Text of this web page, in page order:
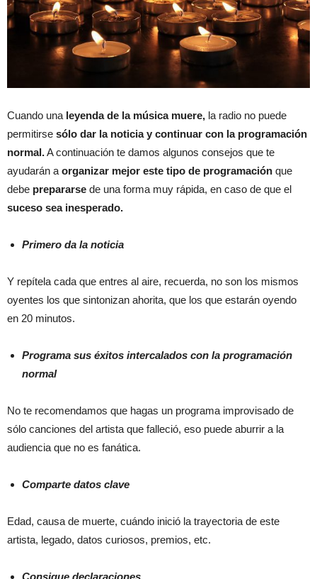
Cuando una leyenda de la música muere, la radio no puede
permitirse sólo dar la noticia y continuar con la programación
normal.A continuación te damos algunos consejos que te
ayudarán aorganizar mejor este tipo de programación que
debe prepararse de una forma muy rápida, en caso de que el
suceso sea inesperado.
Primero da la noticia
Y repítela cada que entres al aire, recuerda, no son los mismos
oyentes los que sintonizan ahorita, que los que estarán oyendo
en 20 minutos.
Programa sus éxitos intercalados con la programación
normal
No te recomendamos que hagas un programa improvisado de
sólo canciones del artista que falleció, eso puede aburrir a la
audiencia que no es fanática.
Comparte datos clave
Edad, causa de muerte, cuándo inició la trayectoria de este
artista, legado, datos curiosos, premios, etc.